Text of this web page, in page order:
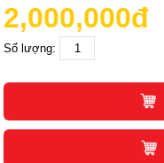
2,000,000đ
Số lượng: